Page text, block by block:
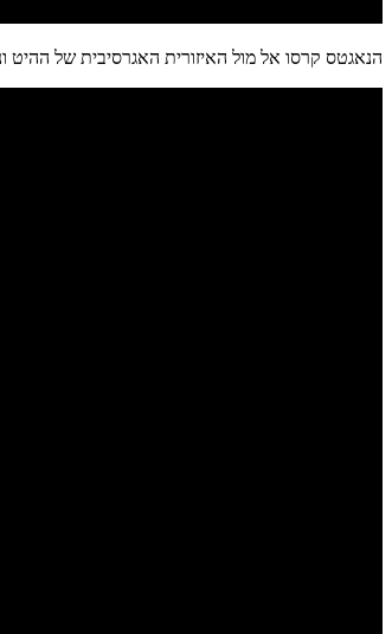
הנאגטס קרסו אל מול האיזורית האגרסיבית של ההיט ונפלו לפיגור 12 3 דקות לסיום המשחק.כאן הגיע התור של הנאגטס לרוץ. מארי התעורר והוביל